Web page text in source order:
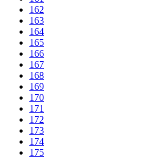
162
163
164
165
166
167
168
169
170
171
172
173
174
175